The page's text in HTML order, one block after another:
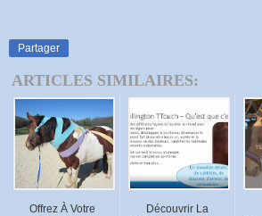
Partager
ARTICLES SIMILAIRES:
Offrez À Votre
Découvrir La